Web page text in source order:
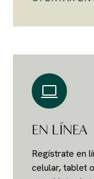
EN LÍNEA
Regístrate en
celular, tablet